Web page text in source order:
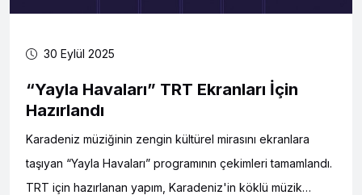
30 Eylül 2025
“Yayla Havaları” TRT Ekranları İçin
Hazırlandı
Karadeniz müziğinin zengin kültürel mirasını ekranlara
taşıyan “Yayla Havaları” programının çekimleri tamamlandı.
TRT için hazırlanan yapım, Karadeniz'in köklü müzik